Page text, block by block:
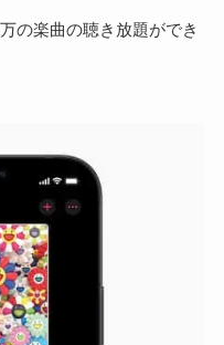
の楽曲の聴き放題ができ